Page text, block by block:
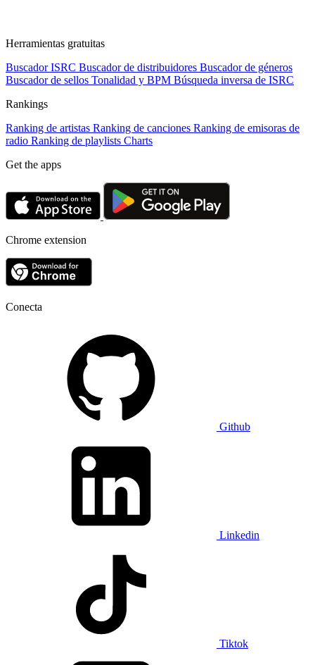
Herramientas gratuitas
Buscador ISRC Buscador de distribuidores Buscador de géneros
Buscador de sellos Tonalidad y BPM Búsqueda inversa de ISRC
Rankings
Ranking de artistas Ranking de canciones Ranking de emisoras de
radio Ranking de playlists Charts
Get the apps
Chrome extension
Conecta
Github
Linkedin
Tiktok